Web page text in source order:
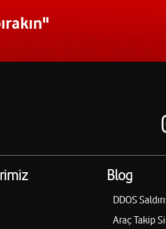
Blog
DDOS
Araç Takip